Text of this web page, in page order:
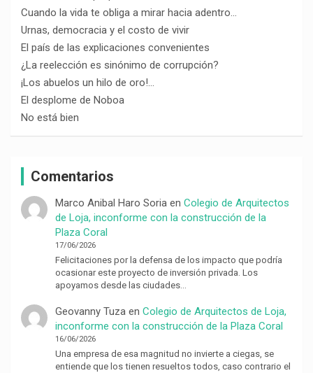
Cuando la vida te obliga a mirar hacia adentro…
Urnas, democracia y el costo de vivir
El país de las explicaciones convenientes
¿La reelección es sinónimo de corrupción?
¡Los abuelos un hilo de oro!…
El desplome de Noboa
No está bien
Comentarios
Marco Anibal Haro Soriaen Colegio de Arquitectos
de Loja, inconforme con la construcción de la
Plaza Coral
17/06/2026
Felicitaciones por la defensa de los impacto que podría
ocasionar este proyecto de inversión privada. Los
apoyamos desde las ciudades…
Geovanny Tuzaen Colegio de Arquitectos de Loja,
inconforme con la construcción de la Plaza Coral
16/06/2026
Una empresa de esa magnitud no invierte a ciegas, se
entiende que los tienen resueltos todos, caso contrario el